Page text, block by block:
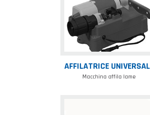
AFFILATRICE
Macchina affila lame